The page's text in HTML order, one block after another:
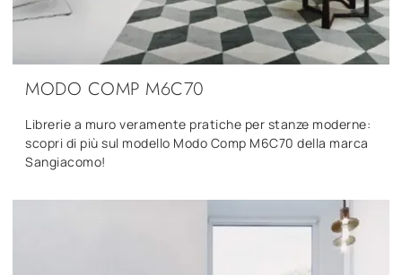
MODO COMP M6C70
Librerie a muro veramente pratiche per stanze moderne:
scopri di più sul modello Modo Comp M6C70 della marca
Sangiacomo!